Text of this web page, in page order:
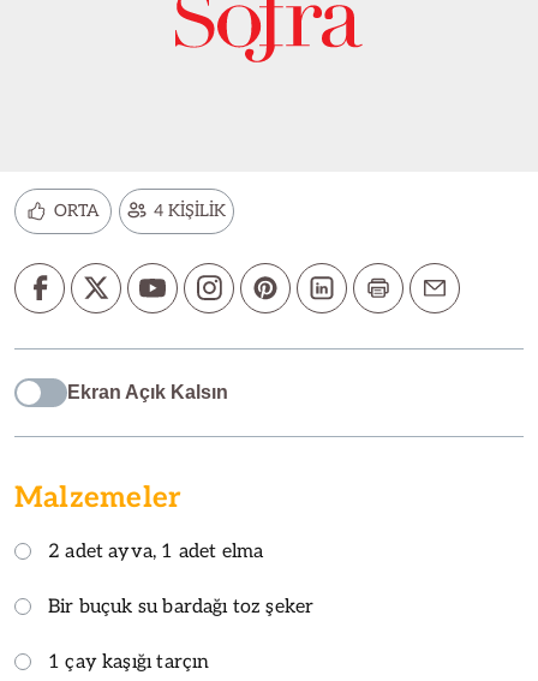
ORTA 4 KİŞİLİK
Ekran Açık Kalsın
Malzemeler
2 adet ayva, 1 adet elma
Bir buçuk su bardağı toz şeker
1 çay kaşığı tarçın